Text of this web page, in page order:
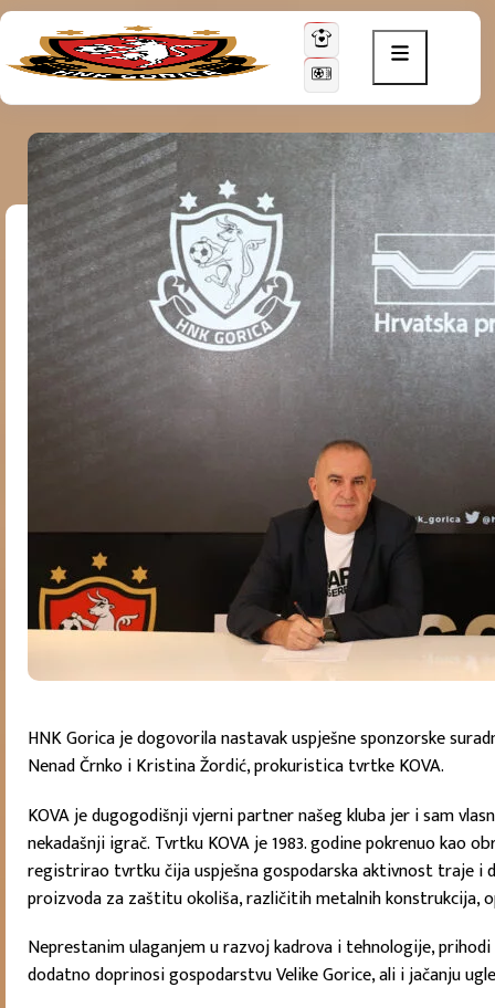
HNK Gorica je dogovorila nastavak uspješne sponzorske
Nenad Črnko i Kristina Žordić, prokuristica tvrtke KOVA.
KOVA je dugogodišnji vjerni partner našeg kluba jer i sam
nekadašnji igrač. Tvrtku KOVA je 1983. godine pokrenuo kao
registrirao tvrtku čija uspješna gospodarska aktivnost traje i
proizvoda za zaštitu okoliša, različitih metalnih konstrukcija,
Neprestanim ulaganjem u razvoj kadrova i tehnologije,
dodatno doprinosi gospodarstvu Velike Gorice, ali i jačanju